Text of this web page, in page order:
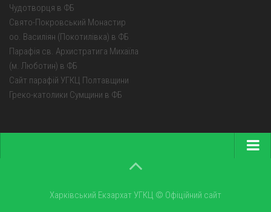
Чудотворця в ФБ
Свято-Покровський Монастир
оо. Василіян (Покотилівка) в ФБ
Парафія св. Архистратига Михаїла
(м. Люботин) в ФБ
Сайт парафій УГКЦ Полтавщини
Греко-католики Сумщини в ФБ
Про екзархатХарківський Екзархат УГКЦ © Офіційний сайт